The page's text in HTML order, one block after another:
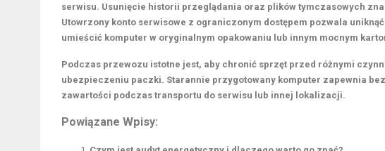
serwisu. Usunięcie historii przeglądania oraz plików tymczasowych
Utowrzony konto serwisowe z ograniczonym dostępem pozwala
umieścić komputer w oryginalnym opakowaniu lub innym mocnym
Podczas przewozu istotne jest, aby chronić sprzęt przed różnymi
ubezpieczeniu paczki. Starannie przygotowany komputer zapewnia
zawartości podczas transportu do serwisu lub innej lokalizacji.
Powiązane Wpisy: